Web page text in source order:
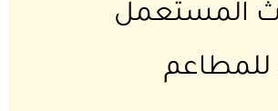
المستعمل
للمطاعم